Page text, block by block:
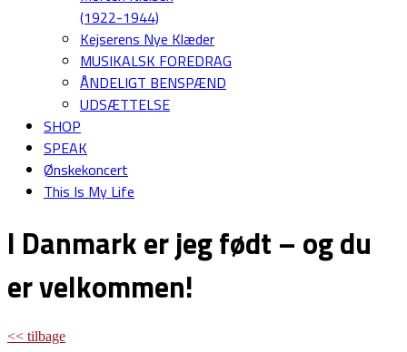
(1922-1944)
Kejserens Nye Klæder
MUSIKALSK FOREDRAG
ÅNDELIGT BENSPÆND
UDSÆTTELSE
SHOP
SPEAK
Ønskekoncert
This Is My Life
I Danmark er jeg født – og du
er velkommen!
<< tilbage